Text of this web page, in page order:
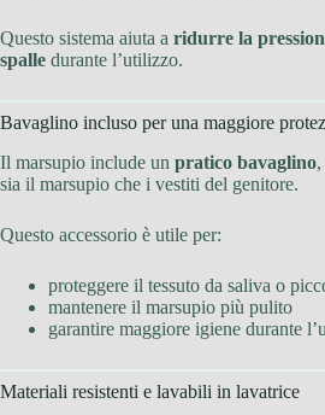
Questo sistema aiuta a ridurre la
spalle durante l’utilizzo.
Bavaglino incluso per una maggiore
Il marsupio include un pratico bavaglino
sia il marsupio che i vestiti del genitore.
Questo accessorio è utile per:
proteggere il tessuto da saliva o
mantenere il marsupio più pulito
garantire maggiore igiene durante
Materiali resistenti e lavabili in lavatrice